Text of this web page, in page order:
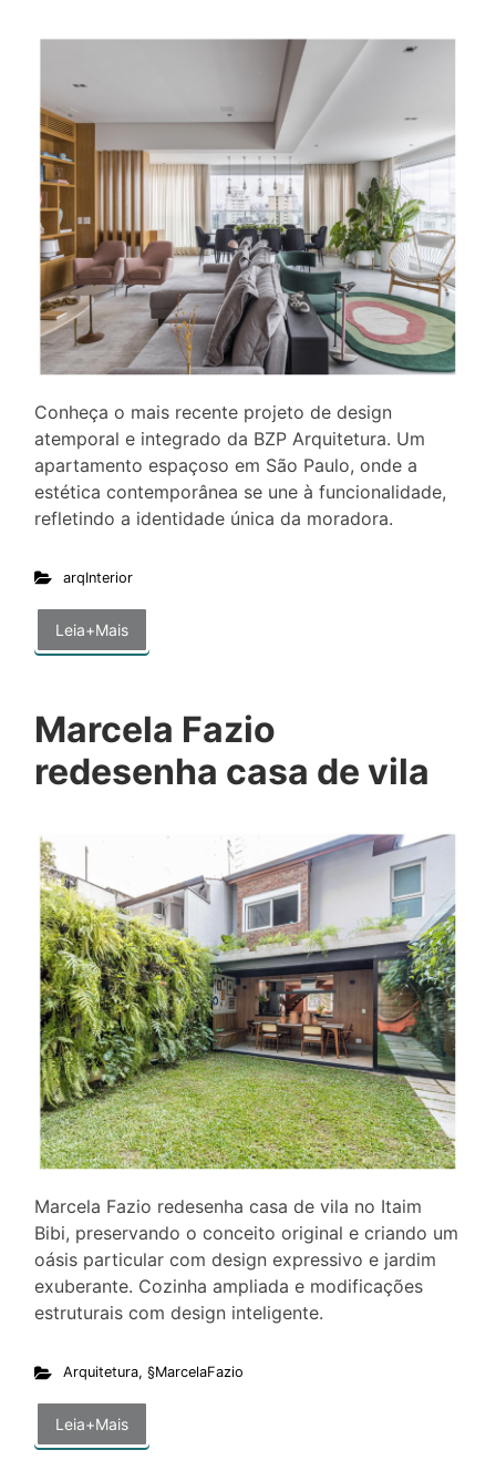
Conheça o mais recente projeto de design
atemporal e integrado da BZP Arquitetura. Um
apartamento espaçoso em São Paulo, onde a
estética contemporânea se une à funcionalidade,
refletindo a identidade única da moradora.
arqInterior
Leia+Mais
Marcela Fazio
redesenha casa de vila
Marcela Fazio redesenha casa de vila no Itaim
Bibi, preservando o conceito original e criando um
oásis particular com design expressivo e jardim
exuberante. Cozinha ampliada e modificações
estruturais com design inteligente.
Arquitetura, §MarcelaFazio
Leia+Mais